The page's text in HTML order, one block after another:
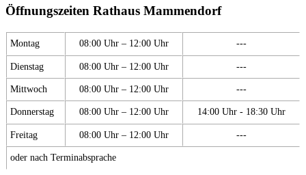
Öffnungszeiten Rathaus Mammendorf
Montag 08:00 Uhr – 12:00 Uhr ---
Dienstag 08:00 Uhr – 12:00 Uhr ---
Mittwoch 08:00 Uhr – 12:00 Uhr ---
Donnerstag 08:00 Uhr – 12:00 Uhr 14:00 Uhr - 18:30 Uhr
Freitag 08:00 Uhr – 12:00 Uhr ---
oder nach Terminabsprache